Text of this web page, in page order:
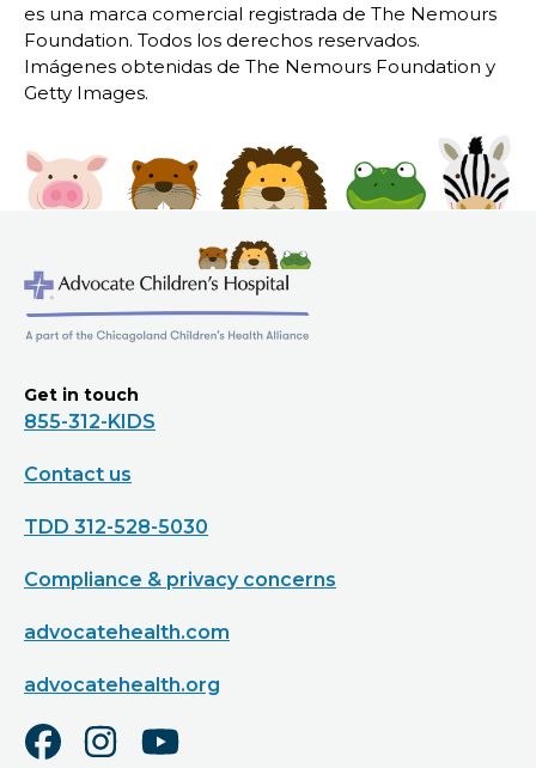
es una marca comercial registrada de The Nemours
Foundation. Todos los derechos reservados.
Imágenes obtenidas de The Nemours Foundation y
Getty Images.
Get in touch
855-312-KIDS
Contact us
TDD 312-528-5030
Compliance & privacy concerns
advocatehealth.com
advocatehealth.org